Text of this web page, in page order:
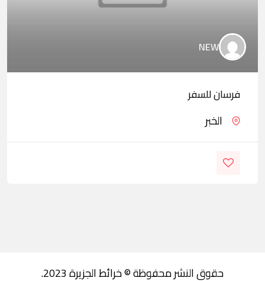
NEW
فرسان للسفر
الخبر
حقوق النشر محفوظة © خرائط الجزيرة 2023.